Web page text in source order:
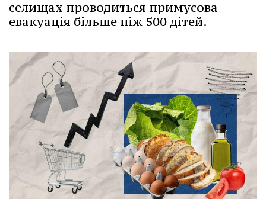
селищах проводиться примусова
евакуація більше ніж 500 дітей.